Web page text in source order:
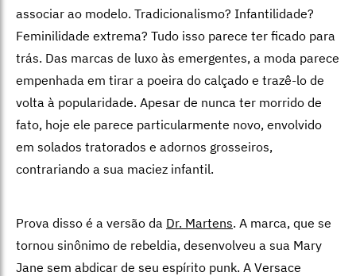
associar ao modelo. Tradicionalismo? Infantilidade?
Feminilidade extrema? Tudo isso parece ter ficado para
trás. Das marcas de luxo às emergentes, a moda parece
empenhada em tirar a poeira do calçado e trazê-lo de
volta à popularidade. Apesar de nunca ter morrido de
fato, hoje ele parece particularmente novo, envolvido
em solados tratorados e adornos grosseiros,
contrariando a sua maciez infantil.
Prova disso é a versão da Dr. Martens. A marca, que se
tornou sinônimo de rebeldia, desenvolveu a sua Mary
Jane sem abdicar de seu espírito punk. A Versace